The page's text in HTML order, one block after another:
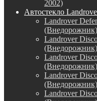
2002)
Автостекло
Landrover
Landrover
Landrover
Landrover
Landrover